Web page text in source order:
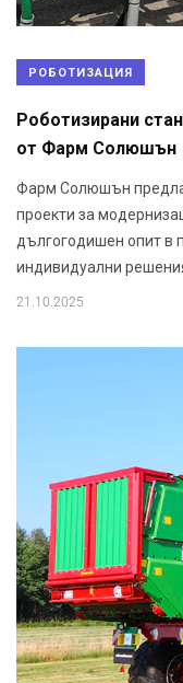
РОБОТИЗАЦИЯ
Роботизирани
от Фарм Солюшън
Фарм Солюшън
проекти за
дългогодишен опит в
индивидуални
21.10.2025